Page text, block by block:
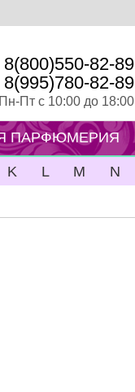
8(800)550-82-89
8(995)780-82-89
Пн-Пт с 10:00 до 18:00
ПАРФЮМЕРИЯ
K L M N